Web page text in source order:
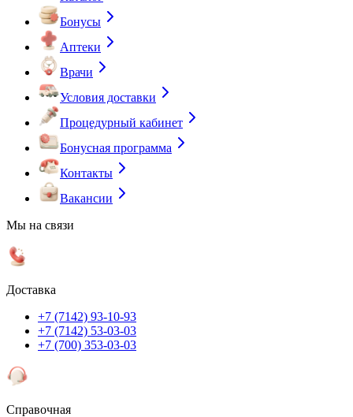
Бонусы
Аптеки
Врачи
Условия доставки
Процедурный кабинет
Бонусная программа
Контакты
Вакансии
Мы на связи
Доставка
+7 (7142) 93-10-93
+7 (7142) 53-03-03
+7 (700) 353-03-03
Справочная